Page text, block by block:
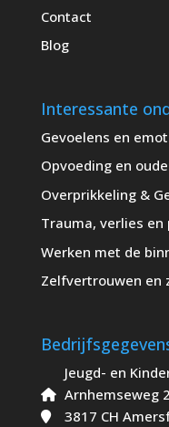
Contact
Blog
Interessante
Gevoelens en
Opvoeding en
Overprikkeling &
Trauma, verlies en
Werken met de
Zelfvertrouwen en
Jeugd- en
Arnhemseweg 2
3817 CH